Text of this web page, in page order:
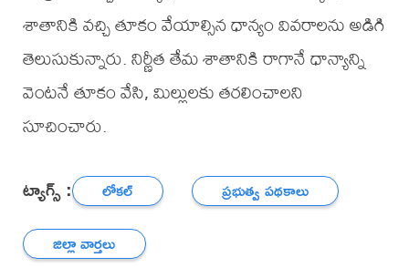
శాతానికి వచ్చి తూకం వేయాల్సిన ధాన్యం వివరాలను అడిగి
తెలుసుకున్నారు. నిర్ణీత తేమ శాతానికి రాగానే ధాన్యాన్ని
వెంటనే తూకం వేసి, మిల్లులకు తరలించాలని
సూచించారు.
ట్యాగ్స్ : లోకల్
ప్రభుత్వ పథకాలు
జిల్లా వార్తలు